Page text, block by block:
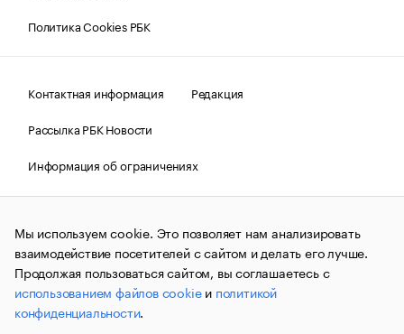
Политика Cookies РБК
Контактная информация
Редакция
Рассылка РБК Новости
Информация об ограничениях
Правовая информация
О соблюдении авторских прав
© АО «РОСБИЗНЕСКОНСАЛТИНГ»,1995–2026.Сообщения
и материалы информационного агентства «РБК»
(зарегистрировано Федеральной службой по надзору в сфере
связи, информационных технологий и массовых
коммуникаций (Роскомнадзор) 09.12.2015 за номером ИА
№ФС77-63848) сопровождаются пометкой «РБК». Отдельные
публикации могут содержать информацию,
Мы используем cookie. Это позволяет нам анализировать
взаимодействие посетителей с сайтом и делать его лучше.
Продолжая пользоваться сайтом, вы соглашаетесь с
использованием файлов cookieи политикой
конфиденциальности.